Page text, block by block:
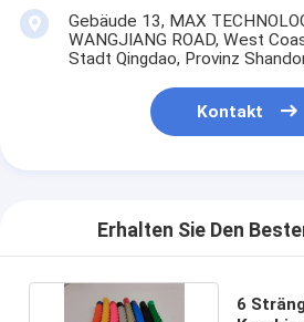
Gebäude 13, MAX
WANGJIANG ROAD, West
Stadt Qingdao, Provinz
Kontakt
Erhalten Sie Den
6